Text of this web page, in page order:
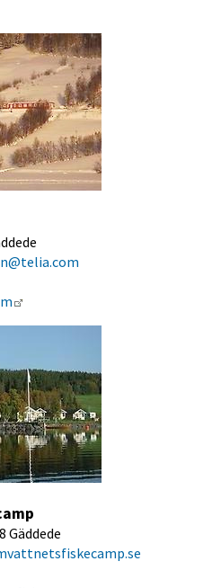
Gäddede